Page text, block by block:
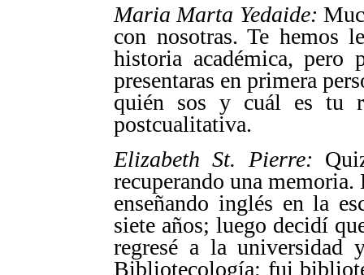
Maria Marta Yedaide:
con nosotras. Te hemos
historia académica, pero
presentaras en primera
quién sos y cuál es tu
postcualitativa.
Elizabeth St. Pierre:
recuperando una memoria.
enseñando inglés en la
siete años; luego decidí
regresé a la
Bibliotecología; fui